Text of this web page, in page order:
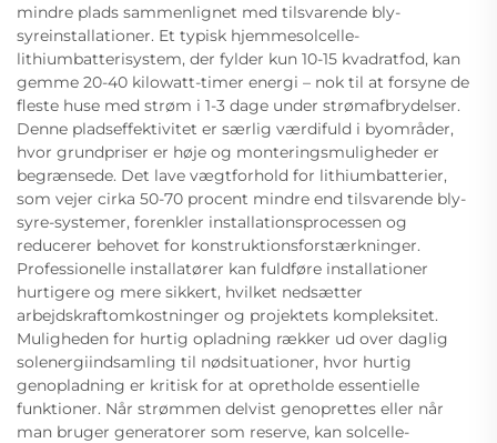
mindre plads sammenlignet med tilsvarende bly-
syreinstallationer. Et typisk hjemmesolcelle-
lithiumbatterisystem, der fylder kun 10-15 kvadratfod, kan
gemme 20-40 kilowatt-timer energi – nok til at forsyne de
fleste huse med strøm i 1-3 dage under strømafbrydelser.
Denne pladseffektivitet er særlig værdifuld i byområder,
hvor grundpriser er høje og monteringsmuligheder er
begrænsede. Det lave vægtforhold for lithiumbatterier,
som vejer cirka 50-70 procent mindre end tilsvarende bly-
syre-systemer, forenkler installationsprocessen og
reducerer behovet for konstruktionsforstærkninger.
Professionelle installatører kan fuldføre installationer
hurtigere og mere sikkert, hvilket nedsætter
arbejdskraftomkostninger og projektets kompleksitet.
Muligheden for hurtig opladning rækker ud over daglig
solenergiindsamling til nødsituationer, hvor hurtig
genopladning er kritisk for at opretholde essentielle
funktioner. Når strømmen delvist genoprettes eller når
man bruger generatorer som reserve, kan solcelle-